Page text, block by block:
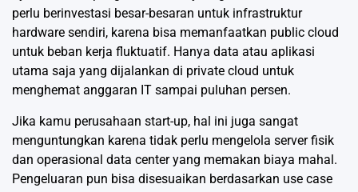
perlu berinvestasi besar-besaran untuk infrastruktur
hardware sendiri, karena bisa memanfaatkan public cloud
untuk beban kerja fluktuatif. Hanya data atau aplikasi
utama saja yang dijalankan di private cloud untuk
menghemat anggaran IT sampai puluhan persen.
Jika kamu perusahaan start-up, hal ini juga sangat
menguntungkan karena tidak perlu mengelola server fisik
dan operasional data center yang memakan biaya mahal.
Pengeluaran pun bisa disesuaikan berdasarkan use case